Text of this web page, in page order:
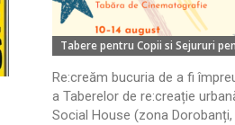
Tabere pentru Copii si Sejururi
Re:creăm bucuria de a fi
a Taberelor de re:creație
Social House (zona Dorobanți,